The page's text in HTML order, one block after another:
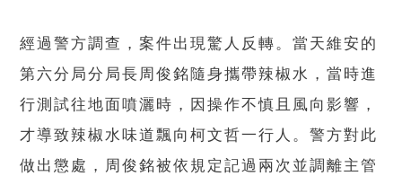
經過警方調查，案件出現驚人反轉。當天維安的
第六分局分局長周俊銘隨身攜帶辣椒水，當時進
行測試往地面噴灑時，因操作不慎且風向影響，
才導致辣椒水味道飄向柯文哲一行人。警方對此
做出懲處，周俊銘被依規定記過兩次並調離主管